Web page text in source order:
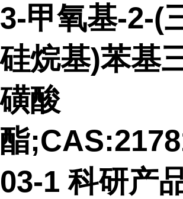
3-甲氧基-2-(
硅烷基)苯基
磺酸
酯
03-1 科研产